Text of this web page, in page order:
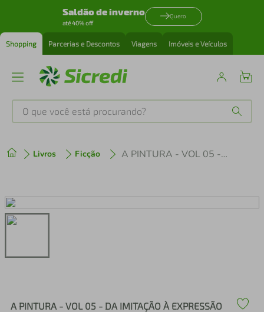
Saldão de inverno
até 40% off
Quero
Shopping Parcerias e Descontos Viagens Imóveis e Veículos
O que você está procurando?
Livros Ficção A PINTURA - VOL 05 - DA IMITAÇÃO À EXPRESSÃO
A PINTURA - VOL 05 - DA IMITAÇÃO À EXPRESSÃO
2º cafeteira